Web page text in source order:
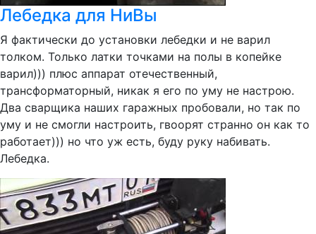
Лебедка для НиВы
Я фактически до установки лебедки и не варил
толком. Только латки точками на полы в копейке
варил))) плюс аппарат отечественный,
трансформаторный, никак я его по уму не настрою.
Два сварщика наших гаражных пробовали, но так по
уму и не смогли настроить, гвоорят странно он как то
работает))) но что уж есть, буду руку набивать.
Лебедка.